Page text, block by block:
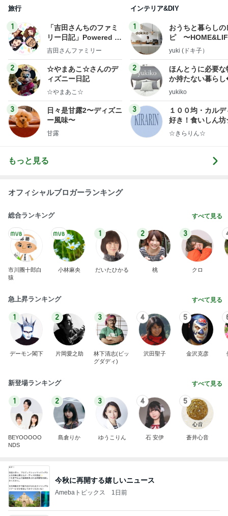
旅行
1
「吉田さんちのファミ
リー日記」Powered b
y Ameba 吉田さんファ
ログ
吉田さんファミリー
2
☆やまあこ☆さんのデ
ィズニー日記
☆やまあこ☆
3
日々是甘露2〜ディズニ
ー風味〜
甘露
インテリア&DIY
1
おうちと暮らしの
ピ 〜
yuki (ドキ子）
2
ほんとうに必要な
か持たない暮ら
ep Life Simple◆
yukiko
3
１００均・カルデ
好き！食いしん
らりん☆のブログ
☆きらりん☆
もっと見る
オフィシャルブロガーランキング
総合ランキング すべて見る
市川團十郎白
猿
小林麻央
1
だいたひかる
2
桃
3
クロ
急上昇ランキング すべて見る
1
デーモン閣下
2
片岡愛之助
3
林下清志(ビッ
グダディ)
4
沢田聖子
5
金沢克彦
新登場ランキング すべて見る
1
BEYOOOOO
NDS
2
島倉りか
3
ゆうこりん
4
石 安伊
5
蒼井心音
今秋に再開する嬉しいニュース
Amebaトピックス 1日前